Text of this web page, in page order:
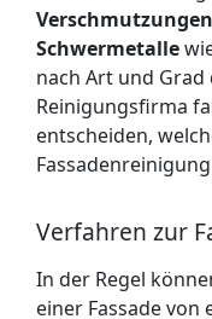
Verschmutzungen
Schwermetalle
nach Art und
Reinigungsfirma
entscheiden,
Verfahren zur
In der Regel
einer Fassade